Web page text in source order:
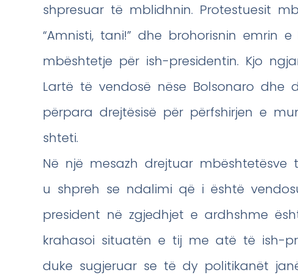
shpresuar të mblidhnin. Protestuesit
“Amnisti, tani!” dhe brohorisnin emrin
mbështetje për ish-presidentin. Kjo
Lartë të vendosë nëse Bolsonaro
përpara drejtësisë për përfshirjen e
shteti.
Në një mesazh drejtuar mbështetësve
u shpreh se ndalimi që i është
president në zgjedhjet e ardhshme
krahasoi situatën e tij me atë të ish-
duke sugjeruar se të dy politikanët